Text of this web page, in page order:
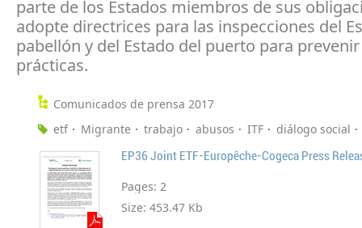
parte de los Estados miembros de sus
adopte directrices para las inspecciones del
pabellón y del Estado del puerto para
prácticas.
Comunicados de prensa 2017
etf
Migrante trabajo abusos ITF diálogo social
Pages: 2
Size: 453.47 Kb